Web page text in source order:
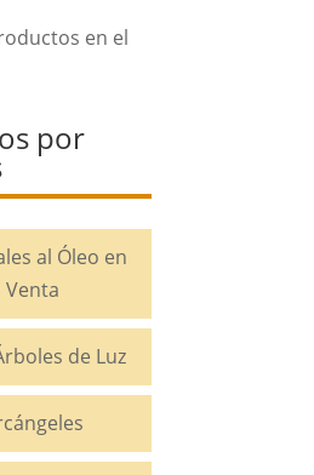
en el
por
al Óleo en
Venta
de Luz